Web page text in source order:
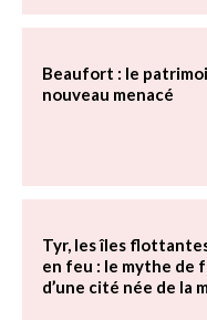
Beaufort : le
nouveau menacé
Tyr, les îles
en feu : le mythe de
d’une cité née de la